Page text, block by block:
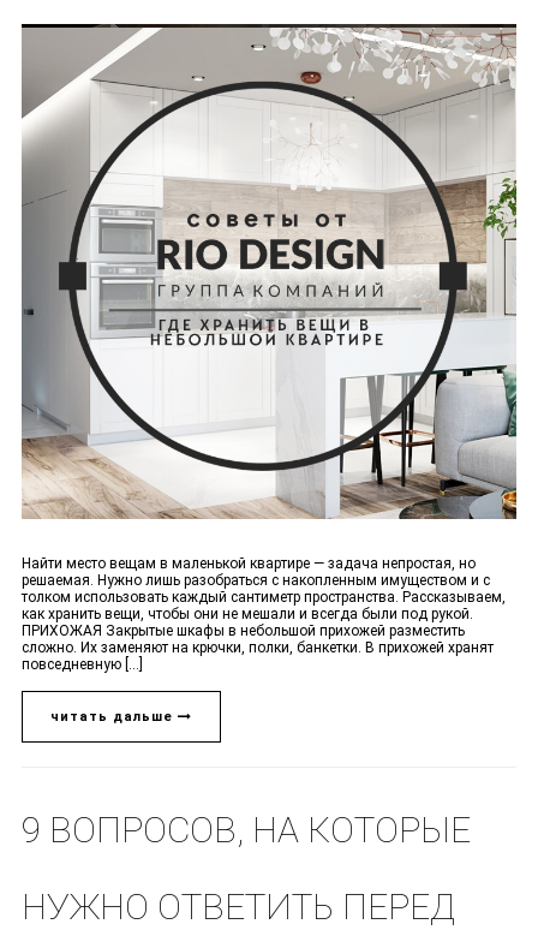
Найти место вещам в маленькой квартире — задача непростая, но
решаемая. Нужно лишь разобраться с накопленным имуществом и с
толком использовать каждый сантиметр пространства. Рассказываем,
как хранить вещи, чтобы они не мешали и всегда были под рукой.
ПРИХОЖАЯ Закрытые шкафы в небольшой прихожей разместить
сложно. Их заменяют на крючки, полки, банкетки. В прихожей хранят
повседневную [...]
читать дальше
9 ВОПРОСОВ, НА КОТОРЫЕ
НУЖНО ОТВЕТИТЬ ПЕРЕД